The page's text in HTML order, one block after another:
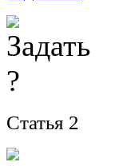
Статья 2